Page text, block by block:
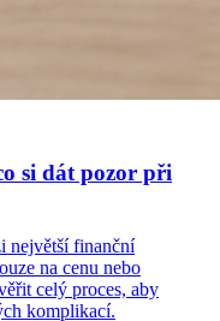
si dát pozor při
největší finanční
na cenu nebo
celý proces, aby
komplikací.